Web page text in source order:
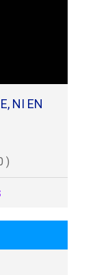
NI EN
)